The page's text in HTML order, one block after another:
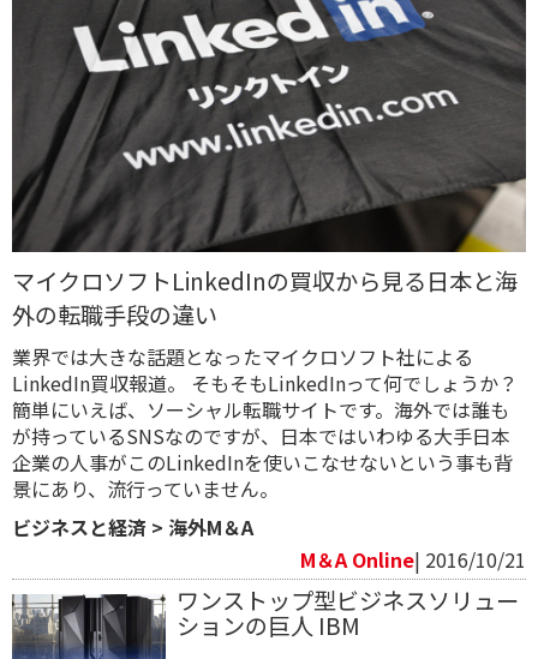
マイクロソフトLinkedInの買収から見る日本と海
外の転職手段の違い
業界では大きな話題となったマイクロソフト社による
LinkedIn買収報道。 そもそもLinkedInって何でしょうか？
簡単にいえば、ソーシャル転職サイトです。海外では誰も
が持っているSNSなのですが、日本ではいわゆる大手日本
企業の人事がこのLinkedInを使いこなせないという事も背
景にあり、流行っていません。
ビジネスと経済 > 海外M＆A
M＆A Online| 2016/10/21
ワンストップ型ビジネスソリュー
ションの巨人 IBM